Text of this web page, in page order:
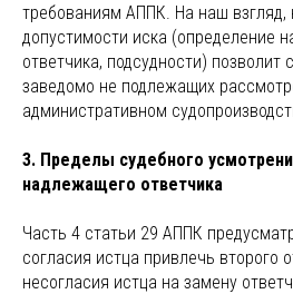
требованиям АППК. На наш взгляд,
допустимости иска (определение
ответчика, подсудности) позволит
заведомо не подлежащих
административном
3. Пределы судебного
надлежащего ответчика
Часть 4 статьи 29 АППК
согласия истца привлечь второго
несогласия истца на замену